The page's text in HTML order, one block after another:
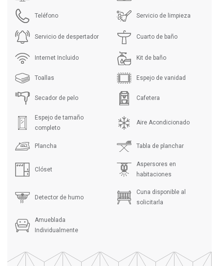
Teléfono Servicio de limpieza
Servicio de despertador Cuarto de baño
Internet Incluido Kit de baño
Toallas Espejo de vanidad
Secador de pelo Cafetera
Espejo de tamaño
completo
Aire Acondicionado
Plancha Tabla de planchar
Clóset
Aspersores en
habitaciones
Detector de humo
Cuna disponible al
solicitarla
Amueblada
Individualmente